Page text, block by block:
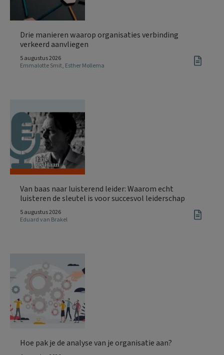
Drie manieren waarop organisaties verbinding
verkeerd aanvliegen
5 augustus 2026
Emmalotte Smit, Esther Mollema
Van baas naar luisterend leider: Waarom echt
luisteren de sleutel is voor succesvol leiderschap
5 augustus 2026
Eduard van Brakel
Hoe pak je de analyse van je organisatie aan?